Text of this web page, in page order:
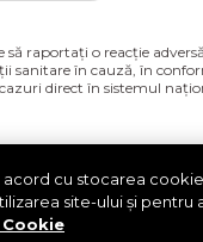
să raportați o reacție
în cauză, în
direct în sistemul
legislația referitoare la
cu stocarea
site-ului și pentru
Cookie